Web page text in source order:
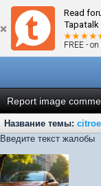
Read
Tapatalk
FREE -
← citroen
Report image
Название темы:
Введите текст жалобы